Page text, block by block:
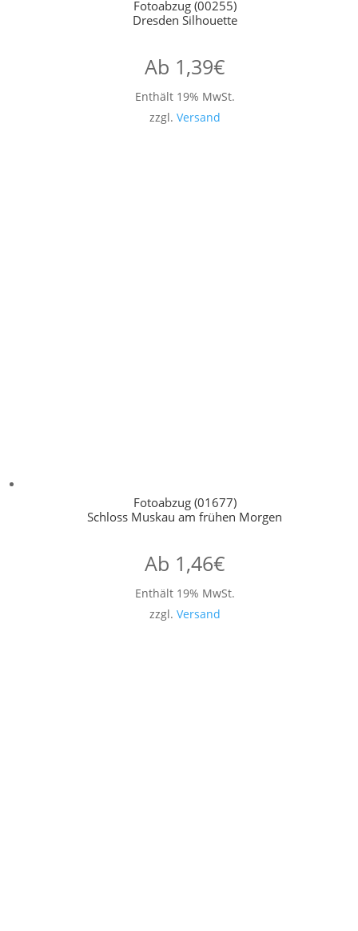
Fotoabzug (00255)
Dresden Silhouette
Ab 1,39€
Enthält 19% MwSt.
zzgl. Versand
Fotoabzug (01677)
Schloss Muskau am frühen Morgen
Ab 1,46€
Enthält 19% MwSt.
zzgl. Versand